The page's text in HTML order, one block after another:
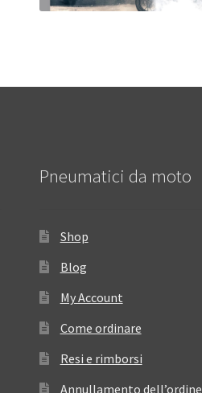
Pneumatici da moto
Shop
Blog
My Account
Come ordinare
Resi e rimborsi
Annullamento dell’ordine